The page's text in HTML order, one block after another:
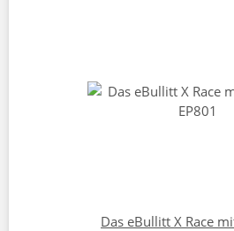
Das eBullitt X Race